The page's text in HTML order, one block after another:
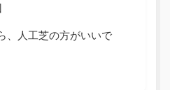
、人工芝の方がいいで